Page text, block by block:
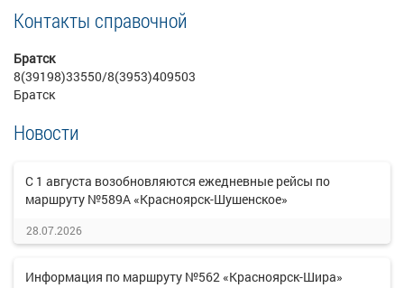
Контакты справочной
Братск
8(39198)33550/8(3953)409503
Братск
Новости
С 1 августа возобновляются ежедневные рейсы по
маршруту №589А «Красноярск-Шушенское»
28.07.2026
Информация по маршруту №562 «Красноярск-Шира»